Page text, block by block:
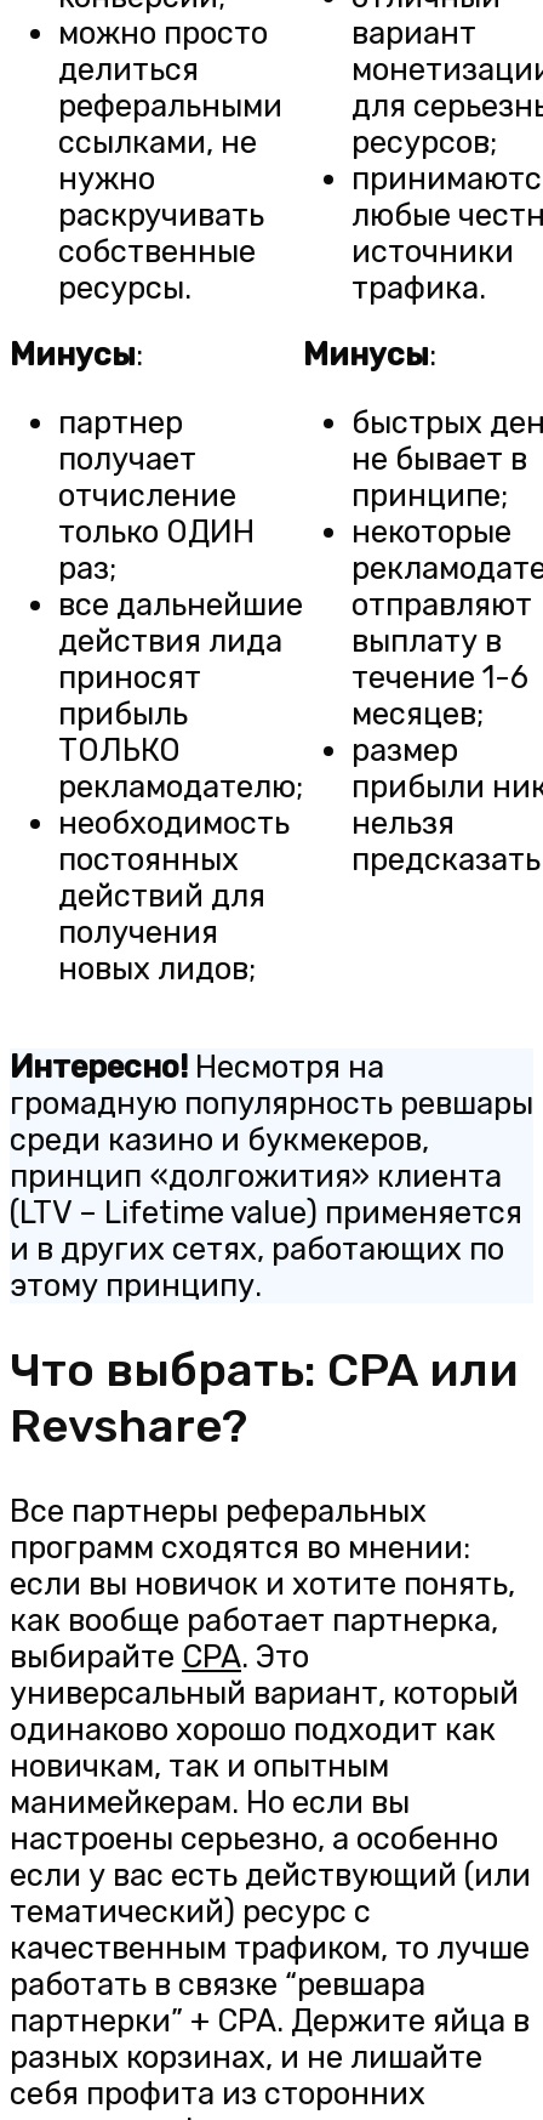
можно просто
делиться
реферальными
ссылками, не
нужно
раскручивать
собственные
ресурсы.
Минусы:
партнер
получает
отчисление
только ОДИН
раз;
все дальнейшие
действия лида
приносят
прибыль
ТОЛЬКО
рекламодателю;
необходимость
постоянных
действий для
получения
новых лидов;
вариант
для
ресурсов;
любые
источники
трафика.
Минусы:
быстрых
не бывает в
принципе;
некоторые
отправляют
выплату в
течение 1-6
месяцев;
размер
прибыли
нельзя
Интересно! Несмотря на
громадную популярность ревшары
среди казино и букмекеров,
принцип «долгожития» клиента
(LTV – Lifetime value) применяется
и в других сетях, работающих по
этому принципу.
Что выбрать: CPA или
Revshare?
Все партнеры реферальных
программ сходятся во мнении:
если вы новичок и хотите понять,
как вообще работает партнерка,
выбирайте CPA. Это
универсальный вариант, который
одинаково хорошо подходит как
новичкам, так и опытным
манимейкерам. Но если вы
настроены серьезно, а особенно
если у вас есть действующий (или
тематический) ресурс с
качественным трафиком, то лучше
работать в связке “ревшара
партнерки” + CPA. Держите яйца в
разных корзинах, и не лишайте
себя профита из сторонних